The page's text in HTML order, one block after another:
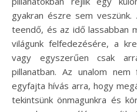
gyakran észre sem
teendő, és az idő lassabban
világunk felfedezésére, a
vagy egyszerűen csak
pillanatban. Az unalom nem
egyfajta hívás arra, hogy
tekintsünk önmagunkra és